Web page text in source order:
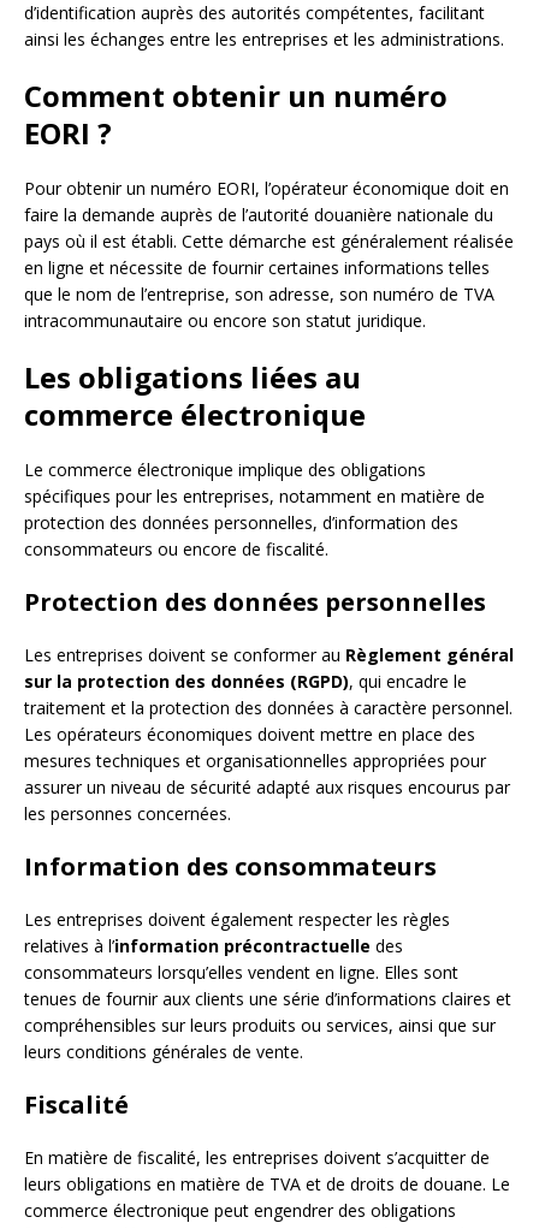
d’identification auprès des autorités compétentes, facilitant
ainsi les échanges entre les entreprises et les administrations.
Comment obtenir un numéro
EORI ?
Pour obtenir un numéro EORI, l’opérateur économique doit en
faire la demande auprès de l’autorité douanière nationale du
pays où il est établi. Cette démarche est généralement réalisée
en ligne et nécessite de fournir certaines informations telles
que le nom de l’entreprise, son adresse, son numéro de TVA
intracommunautaire ou encore son statut juridique.
Les obligations liées au
commerce électronique
Le commerce électronique implique des obligations
spécifiques pour les entreprises, notamment en matière de
protection des données personnelles, d’information des
consommateurs ou encore de fiscalité.
Protection des données personnelles
Les entreprises doivent se conformer au Règlement général
sur la protection des données (RGPD), qui encadre le
traitement et la protection des données à caractère personnel.
Les opérateurs économiques doivent mettre en place des
mesures techniques et organisationnelles appropriées pour
assurer un niveau de sécurité adapté aux risques encourus par
les personnes concernées.
Information des consommateurs
Les entreprises doivent également respecter les règles
relatives à l’information précontractuelle des
consommateurs lorsqu’elles vendent en ligne. Elles sont
tenues de fournir aux clients une série d’informations claires et
compréhensibles sur leurs produits ou services, ainsi que sur
leurs conditions générales de vente.
Fiscalité
En matière de fiscalité, les entreprises doivent s’acquitter de
leurs obligations en matière de TVA et de droits de douane. Le
commerce électronique peut engendrer des obligations